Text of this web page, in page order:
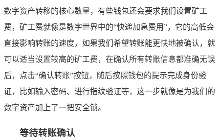
数字资产转移的核心数量，有些钱包还会要求我们设置矿工
费，矿工费就像是数字世界中的“快递加急费用”，它的高低会
直接影响转账的速度，如果我们希望转账能更快地被确认，就
可以适当设置较高的矿工费，在确认所有转账信息都准确无误
后，点击“确认转账”按钮，随后按照钱包的提示完成身份验
证，比如输入密码、进行指纹验证等，这一步就像是为我们的
数字资产加上了一把安全锁。
等待转账确认